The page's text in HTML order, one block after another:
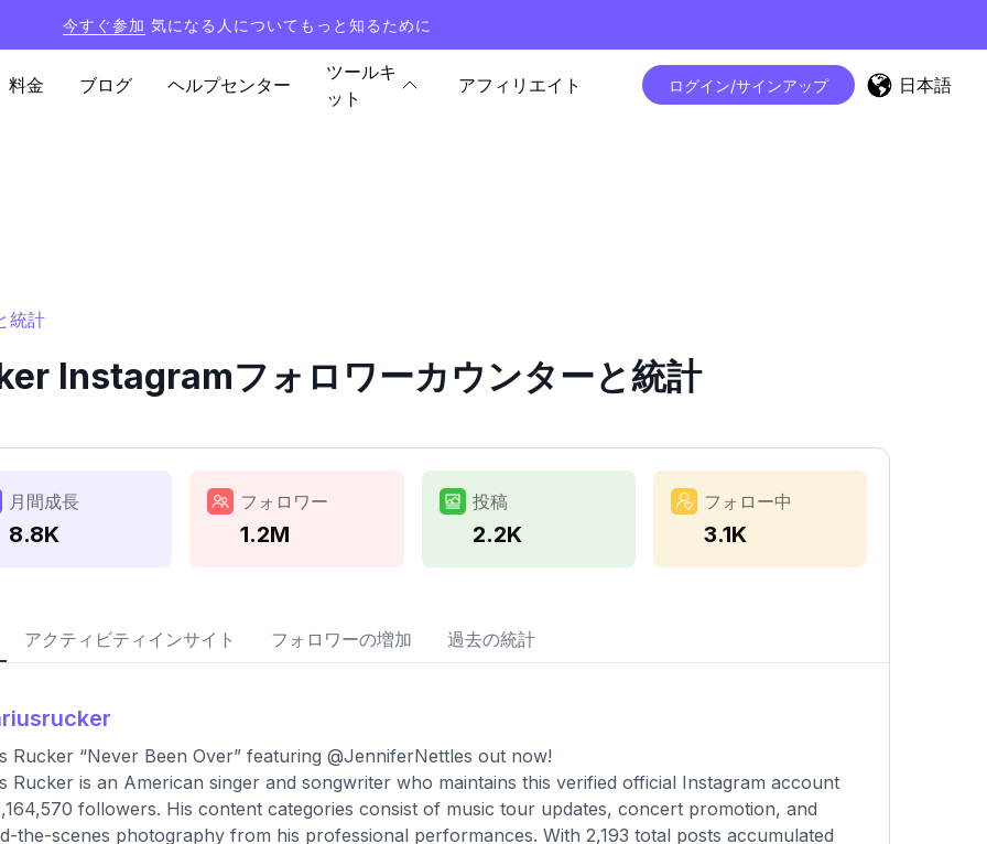
今すぐ参加 気になる人についてもっと知るために
料金 ブログ ヘルプセンター
ツールキ
ット
アフィリエイト ログイン/サインアップ 日本語
統計
Instagramフォロワーカウンターと統計
月間成長
8.8K
フォロワー
1.2M
投稿
2.2K
フォロー中
3.1K
アクティビティインサイト フォロワーの増加 過去の統計
Rucker “Never Been Over” featuring @JenniferNettles out now!
Rucker is an American singer and songwriter who maintains this verified official Instagram account
followers. His content categories consist of music tour updates, concert promotion, and
the-scenes photography from his professional performances. With 2,193 total posts accumulated